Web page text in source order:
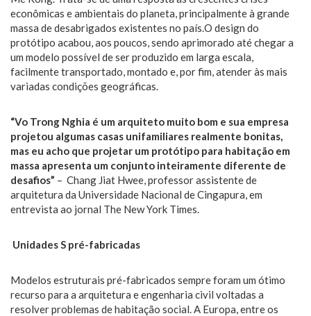
econômicas e ambientais do planeta, principalmente à grande
massa de desabrigados existentes no país.O design do
protótipo acabou, aos poucos, sendo aprimorado até chegar a
um modelo possível de ser produzido em larga escala,
facilmente transportado, montado e, por fim, atender às mais
variadas condições geográficas.
“Vo Trong Nghia é um arquiteto muito bom e sua empresa
projetou algumas casas unifamiliares realmente bonitas,
mas eu acho que projetar um protótipo para habitação em
massa apresenta um conjunto inteiramente diferente de
desafios” – Chang Jiat Hwee, professor assistente de
arquitetura da Universidade Nacional de Cingapura, em
entrevista ao jornal The New York Times.
Unidades S pré-fabricadas
Modelos estruturais pré-fabricados sempre foram um ótimo
recurso para a arquitetura e engenharia civil voltadas a
resolver problemas de habitação social. A Europa, entre os